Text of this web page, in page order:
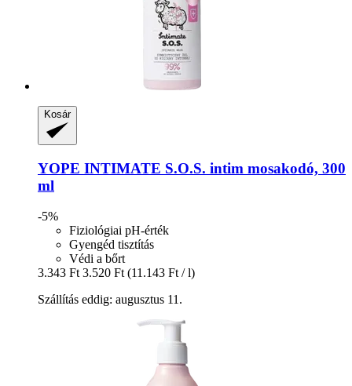
Kosár
YOPE INTIMATE S.O.S. intim mosakodó, 300
ml
-5%
Fiziológiai pH-érték
Gyengéd tisztítás
Védi a bőrt
3.343 Ft 3.520 Ft (11.143 Ft / l)
Szállítás eddig: augusztus 11.